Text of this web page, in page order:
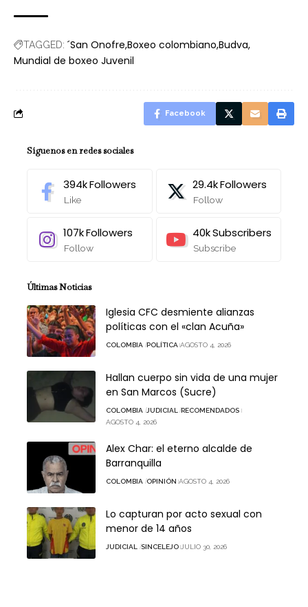
TAGGED: ´San Onofre Boxeo colombiano Budva
Mundial de boxeo Juvenil
Facebook
Síguenos en redes sociales
394kFollowers
Like
29.4kFollowers
Follow
107kFollowers
Follow
40kSubscribers
Subscribe
Últimas Noticias
Iglesia CFC desmiente alianzas
políticas con el «clan Acuña»
COLOMBIA POLÍTICA AGOSTO 4, 2026
Hallan cuerpo sin vida de una mujer
en San Marcos (Sucre)
COLOMBIA JUDICIAL RECOMENDADOS
AGOSTO 4, 2026
Alex Char: el eterno alcalde de
Barranquilla
COLOMBIA OPINIÓN AGOSTO 4, 2026
Lo capturan por acto sexual con
menor de 14 años
JUDICIAL SINCELEJO JULIO 30, 2026